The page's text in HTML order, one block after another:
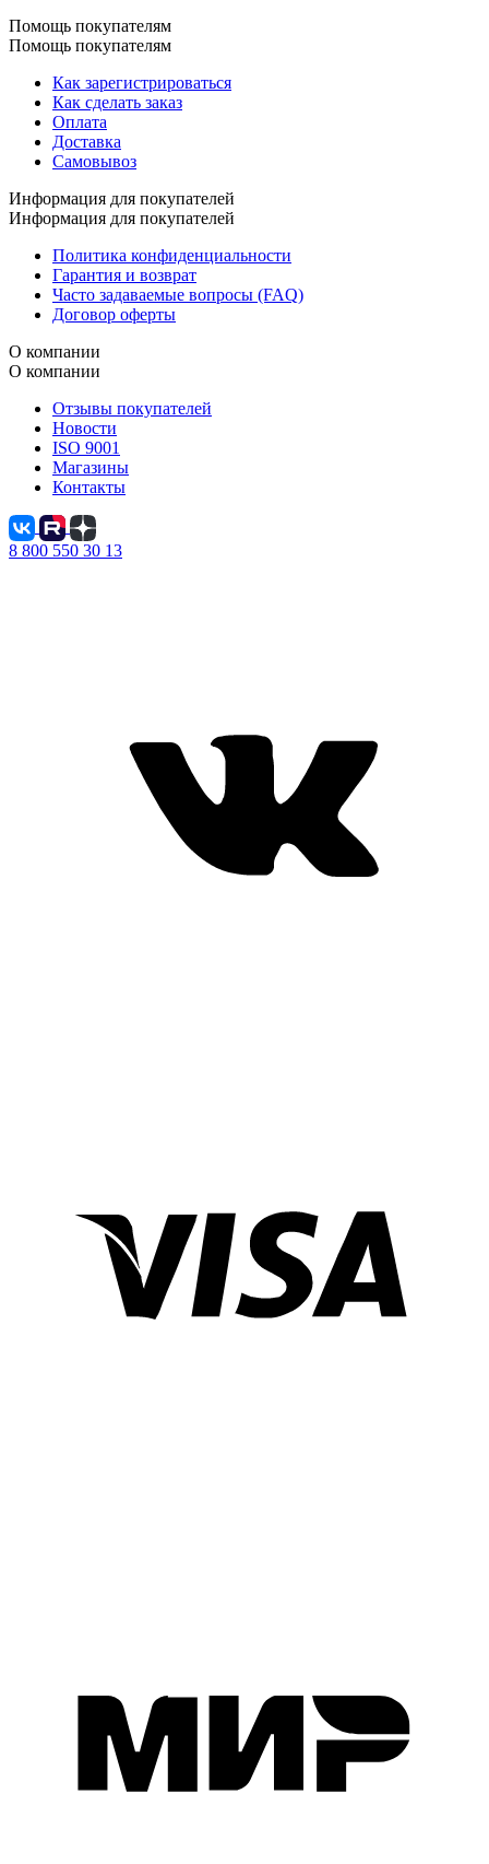
Помощь покупателям
Помощь покупателям
Как зарегистрироваться
Как сделать заказ
Оплата
Доставка
Самовывоз
Информация для покупателей
Информация для покупателей
Политика конфиденциальности
Гарантия и возврат
Часто задаваемые вопросы (FAQ)
Договор оферты
О компании
О компании
Отзывы покупателей
Новости
ISO 9001
Магазины
Контакты
8 800 550 30 13